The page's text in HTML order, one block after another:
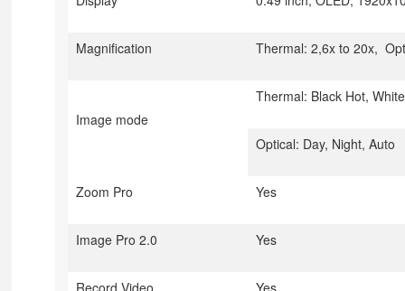
Magnification Thermal: 2,6x to 20x,
Image mode
Thermal: Black Hot,
Optical: Day, Night, Auto
Zoom Pro Yes
Image Pro 2.0 Yes